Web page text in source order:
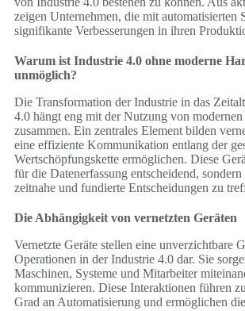
zeigen Unternehmen, die mit automatisierten
signifikante Verbesserungen in ihren
Warum ist Industrie 4.0 ohne moderne
unmöglich?
Die Transformation der Industrie in das
4.0 hängt eng mit der Nutzung von
zusammen. Ein zentrales Element bilden
eine effiziente Kommunikation entlang der
Wertschöpfungskette ermöglichen. Diese
für die Datenerfassung entscheidend,
zeitnahe und fundierte Entscheidungen zu
Die Abhängigkeit von vernetzten Geräten
Vernetzte Geräte stellen eine unverzichtbare
Operationen in der Industrie 4.0 dar. Sie
Maschinen, Systeme und Mitarbeiter
kommunizieren. Diese Interaktionen führen
Grad an Automatisierung und ermöglichen